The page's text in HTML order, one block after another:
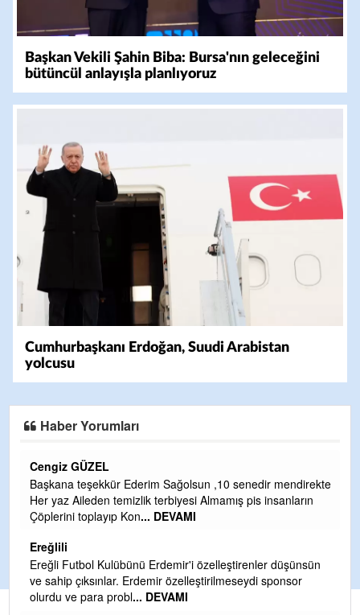
Başkan Vekili Şahin Biba: Bursa'nın geleceğini
bütüncül anlayışla planlıyoruz
Cumhurbaşkanı Erdoğan, Suudi Arabistan
yolcusu
Haber Yorumları
CEVDET YILMAZ
GULDERE DERE ÇALIŞMALARI, SEKIZ YIL ÖNCE ALKAYA
TARAFINDAN BAŞLATILDI, ETRASFINDA YERLEŞİM YERI
OLMAYAN KISIMLARA DUVARLAR YAPILDI."BURADAK
Şaban yavuz
Mekanı cennet olsun kederli ailesine Rabbim Sabri Celil
ihsan eylesin